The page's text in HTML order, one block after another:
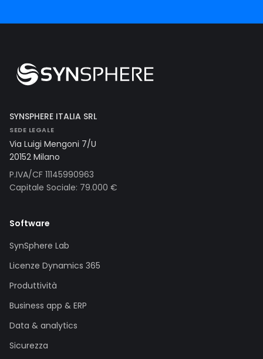
SYNSPHERE ITALIA SRL
SEDE LEGALE
Via Luigi Mengoni 7/U
20152 Milano
P.IVA/CF 11145990963
Capitale Sociale: 79.000 €
Software
SynSphere Lab
Licenze Dynamics 365
Produttività
Business app & ERP
Data & analytics
Sicurezza